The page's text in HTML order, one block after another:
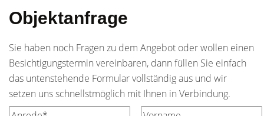
Objektanfrage
Sie haben noch Fragen zu dem Angebot oder wollen einen
Besichtigungstermin vereinbaren, dann füllen Sie einfach
das untenstehende Formular vollständig aus und wir
setzen uns schnellstmöglich mit Ihnen in Verbindung.